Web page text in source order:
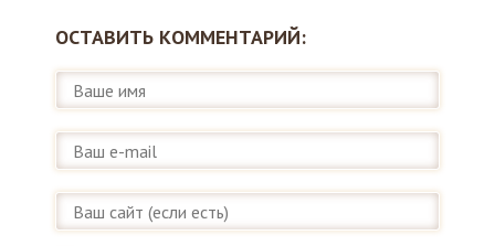
ОСТАВИТЬ КОММЕНТАРИЙ: